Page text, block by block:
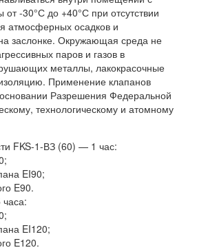
-30°С до +40°С при отсутствии
атмосферных осадков и
заслонке. Окружающая среда не
паров и газов в
металлы, лакокрасочные
Применение клапанов
Разрешения Федеральной
технологическому и атомному
FKS-1-ВЗ (60) — 1 час:
EI90;
E90.
EI120;
E120.